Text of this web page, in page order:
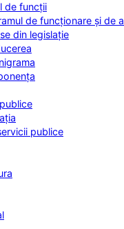
de funcții
de funcționare și de
din legislație
publice